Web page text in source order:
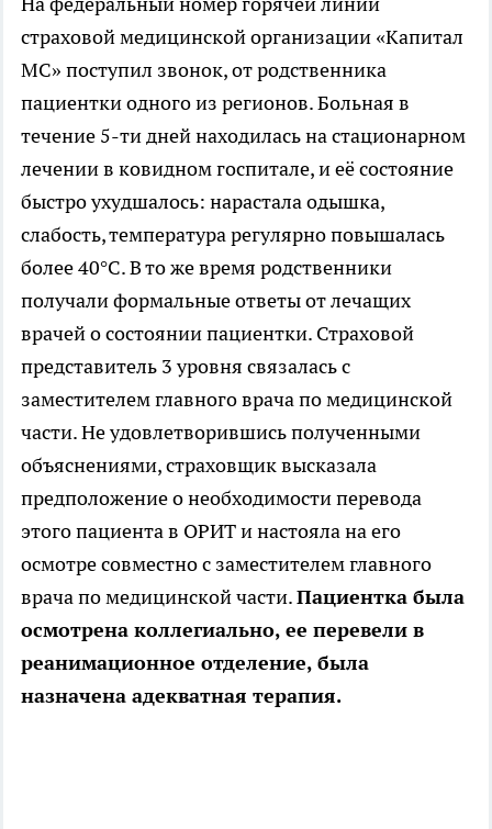
страховой медицинской организации «Капитал
МС» поступил звонок, от родственника
пациентки одного из регионов. Больная в
течение 5-ти дней находилась на стационарном
лечении в ковидном госпитале, и её состояние
быстро ухудшалось: нарастала одышка,
слабость, температура регулярно повышалась
более 40°С. В то же время родственники
получали формальные ответы от лечащих
врачей о состоянии пациентки. Страховой
представитель 3 уровня связалась с
заместителем главного врача по медицинской
части. Не удовлетворившись полученными
объяснениями, страховщик высказала
предположение о необходимости перевода
этого пациента в ОРИТ и настояла на его
осмотре совместно с заместителем главного
врача по медицинской части.Пациентка была
осмотрена коллегиально, ее перевели в
реанимационное отделение, была
назначена адекватная терапия.